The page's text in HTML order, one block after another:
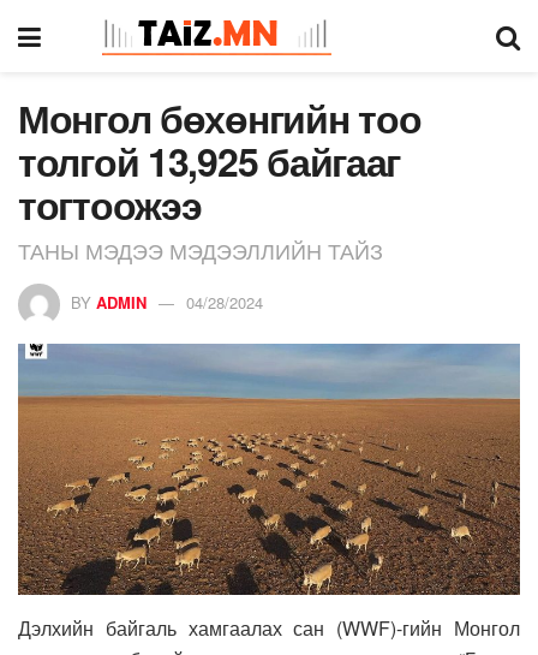
Монгол бөхөнгийн тоо
толгой 13,925 байгааг
тогтоожээ
ТАНЫ МЭДЭЭ МЭДЭЭЛЛИЙН ТАЙЗ
BY ADMIN 04/28/2024
Дэлхийн байгаль хамгаалах сан (WWF)-гийн Монгол